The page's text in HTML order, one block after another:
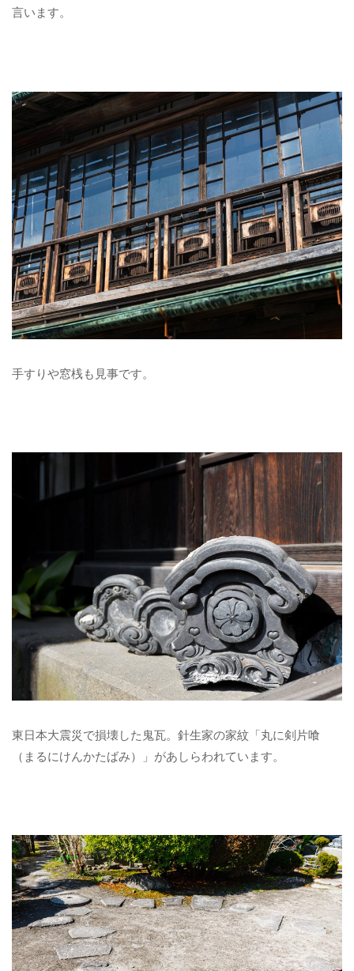
言います。
手すりや窓桟も見事です。
東日本大震災で損壊した鬼瓦。針生家の家紋「丸に剣片喰
（まるにけんかたばみ）」があしらわれています。